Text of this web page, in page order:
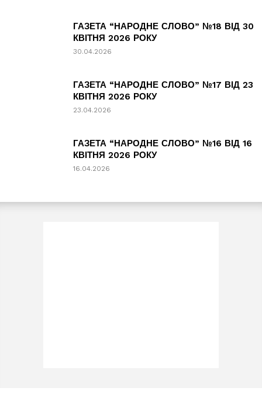
ГАЗЕТА “НАРОДНЕ СЛОВО” №18 ВІД 30
КВІТНЯ 2026 РОКУ
30.04.2026
ГАЗЕТА “НАРОДНЕ СЛОВО” №17 ВІД 23
КВІТНЯ 2026 РОКУ
23.04.2026
ГАЗЕТА “НАРОДНЕ СЛОВО” №16 ВІД 16
КВІТНЯ 2026 РОКУ
16.04.2026